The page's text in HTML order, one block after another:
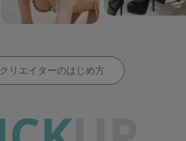
クリエイターのはじめ方